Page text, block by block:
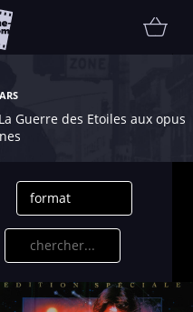
Guerre des Etoiles aux opus